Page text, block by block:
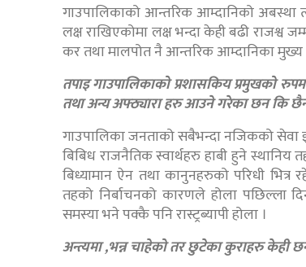
गाउपालिकाको आन्तरिक आम्दानिको अबस्था
लक्ष राखिएकोमा लक्ष भन्दा केही बढी राजश्व
कर तथा मालपोत नै आन्तरिक आम्दानिका मुख्य
तपाइ गाउपालिकाको प्रशासकिय प्रमुखको
तथा अन्य अफ्ठ्यारा हरु आउने गरेका छन कि
गाउपालिका जनताको सबैभन्दा नजिकको सेवा
बिबिध राजनैतिक स्वार्थहरु हाबी हुने
बिध्यामान ऐन तथा कानुनहरुको परिधी
तहको निर्बाचनको कारणले होला पछिल्ला
समस्या भने पक्कै पनि रास्ट्रब्यापी होला ।
अन्त्यमा ,भन्न चाहेको तर छुटेका कुराहरु केही